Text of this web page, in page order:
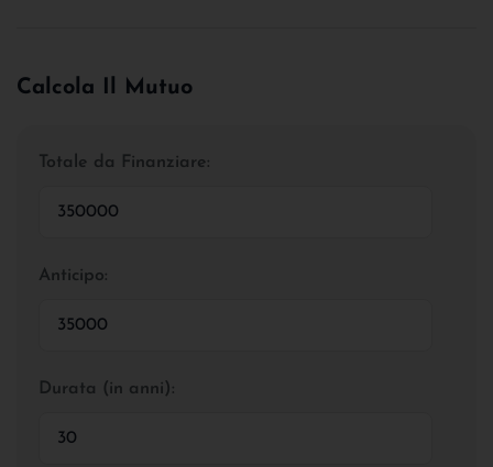
Calcola Il Mutuo
Totale da Finanziare:
Anticipo:
Durata (in anni):